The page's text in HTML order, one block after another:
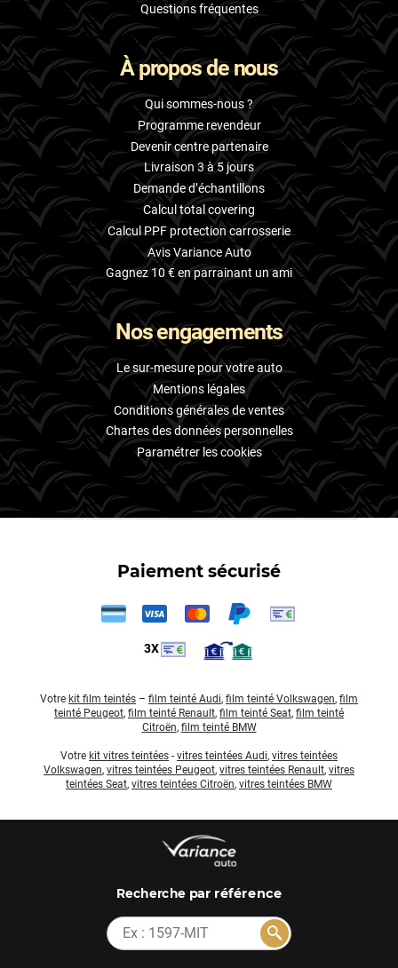
Questions fréquentes
À propos de nous
Qui sommes-nous ?
Programme revendeur
Devenir centre partenaire
Livraison 3 à 5 jours
Demande d’échantillons
Calcul total covering
Calcul PPF protection carrosserie
Avis Variance Auto
Gagnez 10 € en parrainant un ami
Nos engagements
Le sur-mesure pour votre auto
Mentions légales
Conditions générales de ventes
Chartes des données personnelles
Paramétrer les cookies
Paiement sécurisé
3X
Votre kit film teintés – film teinté Audi, film teinté Volkswagen, film
teinté Peugeot, film teinté Renault, film teinté Seat, film teinté
Citroën, film teinté BMW
Votre kit vitres teintées - vitres teintées Audi, vitres teintées
Volkswagen, vitres teintées Peugeot, vitres teintées Renault, vitres
teintées Seat, vitres teintées Citroën, vitres teintées BMW
Recherchepar référence